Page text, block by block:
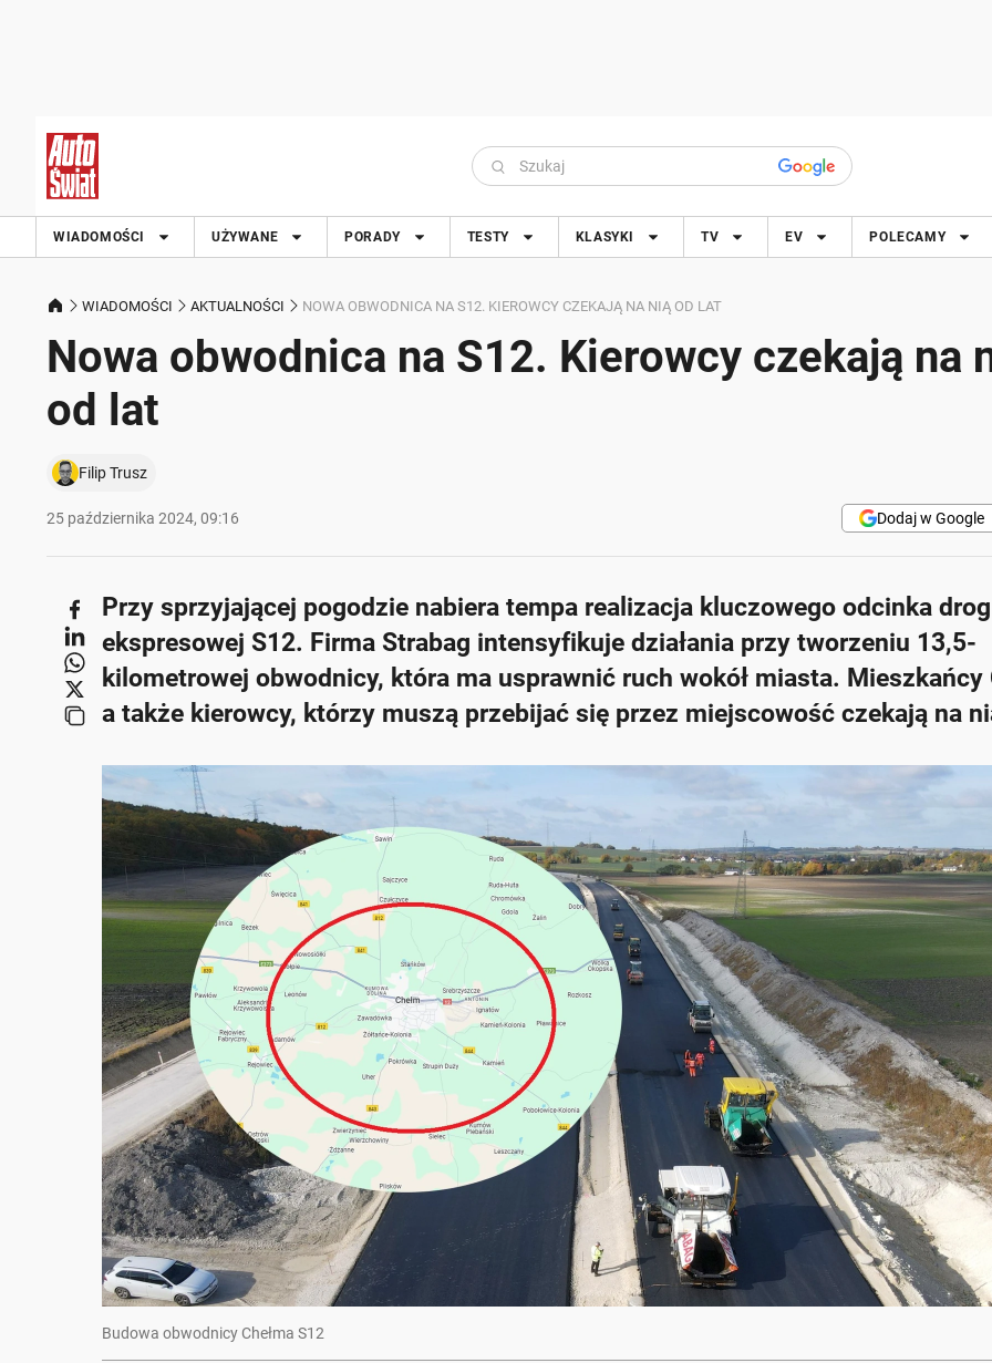
WIADOMOŚCI UŻYWANE PORADY TESTY KLASYKI TV EV POLECAMY
WIADOMOŚCI AKTUALNOŚCI NOWA OBWODNICA NA S12. KIEROWCY CZEKAJĄ NA NIĄ OD LAT
Nowa obwodnica na S12. Kierowcy czekają na
od lat
Filip Trusz
25 października 2024, 09:16 Dodaj w Google
Przy sprzyjającej pogodzie nabiera tempa realizacja kluczowego odcinka
ekspresowej S12. Firma Strabag intensyfikuje działania przy tworzeniu 13,5-
kilometrowej obwodnicy, która ma usprawnić ruch wokół miasta. Mieszkańcy
a także kierowcy, którzy muszą przebijać się przez miejscowość czekają na
Budowa obwodnicy Chełma S12